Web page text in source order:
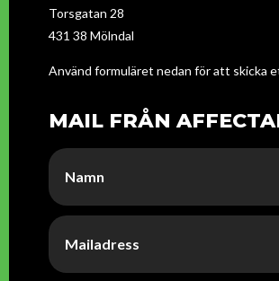
Torsgatan 28
431 38 Mölndal
Använd formuläret nedan för att skicka
MAIL FRÅN